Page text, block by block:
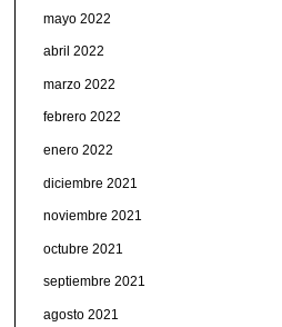
mayo 2022
abril 2022
marzo 2022
febrero 2022
enero 2022
diciembre 2021
noviembre 2021
octubre 2021
septiembre 2021
agosto 2021